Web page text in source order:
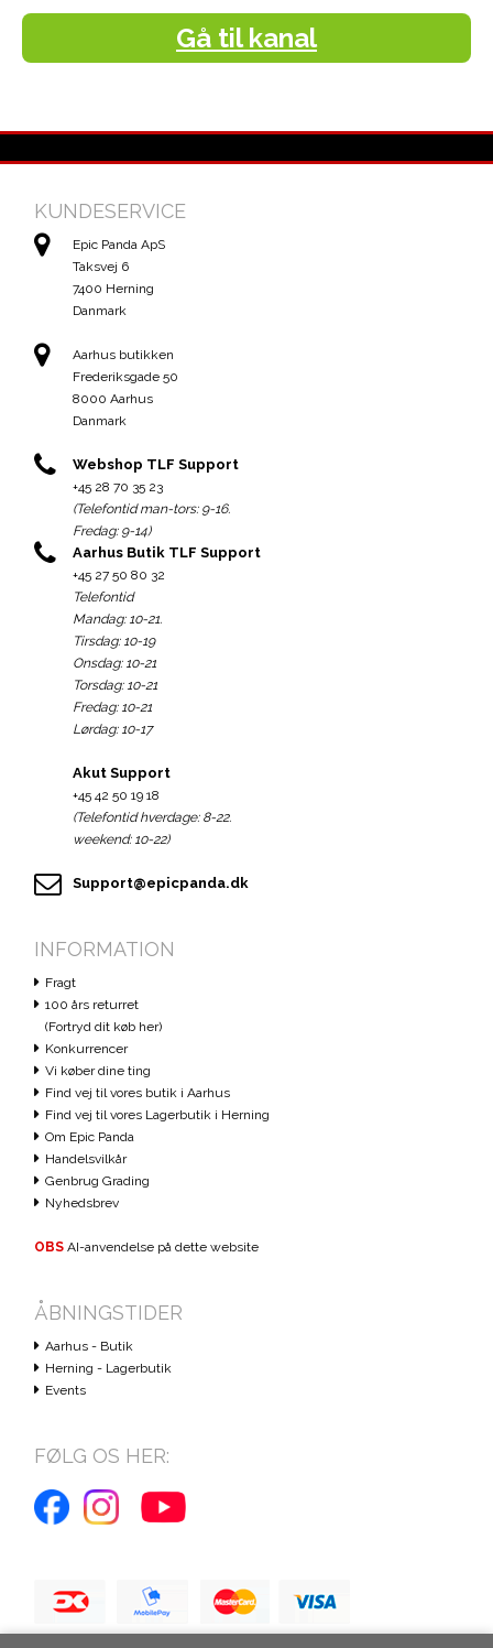
Gå til kanal
KUNDESERVICE
Epic Panda ApS
Taksvej 6
7400 Herning
Danmark
Aarhus butikken
Frederiksgade 50
8000 Aarhus
Danmark
Webshop TLF Support
+45 28 70 35 23
(Telefontid man-tors: 9-16.
Fredag: 9-14)
Aarhus Butik TLF Support
+45 27 50 80 32
Telefontid
Mandag: 10-21.
Tirsdag: 10-19
Onsdag: 10-21
Torsdag: 10-21
Fredag: 10-21
Lørdag: 10-17
Akut Support
+45 42 50 19 18
(Telefontid hverdage: 8-22.
weekend: 10-22)
Support@epicpanda.dk
INFORMATION
Fragt
100 års returret
(Fortryd dit køb her)
Konkurrencer
Vi køber dine ting
Find vej til vores butik i Aarhus
Find vej til vores Lagerbutik i Herning
Om Epic Panda
Handelsvilkår
Genbrug Grading
Nyhedsbrev
OBS AI-anvendelse på dette website
ÅBNINGSTIDER
Aarhus - Butik
Herning - Lagerbutik
Events
FØLG OS HER: